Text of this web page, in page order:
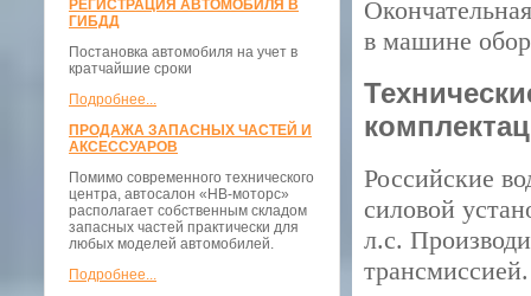
РЕГИСТРАЦИЯ АВТОМОБИЛЯ В
ГИБДД
Постановка автомобиля на учет в
кратчайшие сроки
Подробнее...
ПРОДАЖА ЗАПАСНЫХ ЧАСТЕЙ И
АКСЕССУАРОВ
Помимо современного технического
центра, автосалон «НВ-моторс»
располагает собственным складом
запасных частей практически для
любых моделей автомобилей.
Подробнее...
в машине
Российские
силовой
л.с.
трансмиссией.